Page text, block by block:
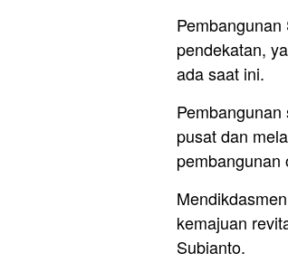
pendekatan,
ada saat ini.
pusat dan
pembangunan
kemajuan
Subianto.